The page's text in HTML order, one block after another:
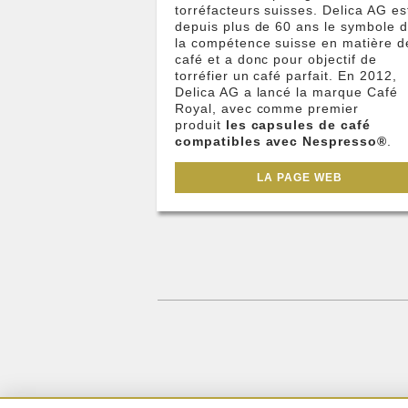
torréfacteurs suisses. Delica AG
depuis plus de 60 ans le symbole
la compétence suisse en matière
café et a donc pour objectif de
torréfier un café parfait. En 2012,
Delica AG a lancé la marque Café
Royal, avec comme premier
produit les capsules de café
compatibles avec Nespresso®
LA PAGE WEB